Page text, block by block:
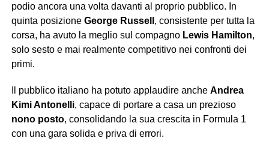
podio ancora una volta davanti al proprio pubblico. In
quinta posizione George Russell , consistente per tutta la
corsa, ha avuto la meglio sul compagno Lewis Hamilton,
solo sesto e mai realmente competitivo nei confronti dei
primi.
Il pubblico italiano ha potuto applaudire anche Andrea
Kimi Antonelli, capace di portare a casa un prezioso
nono posto, consolidando la sua crescita in Formula 1
con una gara solida e priva di errori.